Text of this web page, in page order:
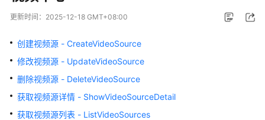
新
态
产
品
介
绍
更新时间： 2025-12-18 GMT+08:00
创建视频源 - CreateVideoSource
修改视频源 - UpdateVideoSource
删除视频源 - DeleteVideoSource
获取视频源详情 - ShowVideoSourceDetail
获取视频源列表 - ListVideoSources